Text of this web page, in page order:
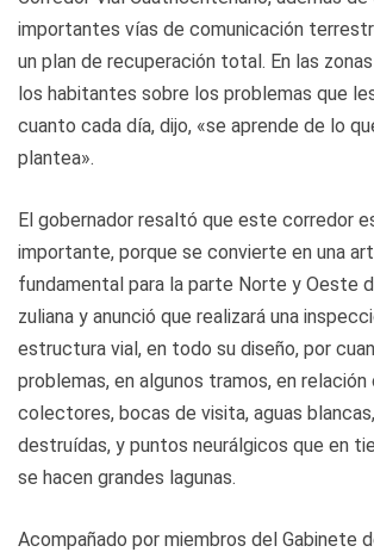
importantes vías de comunicación
un plan de recuperación total. En las
los habitantes sobre los problemas que
cuanto cada día, dijo, «se aprende de lo
plantea».
El gobernador resaltó que este corredor
importante, porque se convierte en una
fundamental para la parte Norte y Oeste
zuliana y anunció que realizará una
estructura vial, en todo su diseño, por
problemas, en algunos tramos, en relación
colectores, bocas de visita, aguas
destruídas, y puntos neurálgicos que en
se hacen grandes lagunas.
Acompañado por miembros del Gabinete